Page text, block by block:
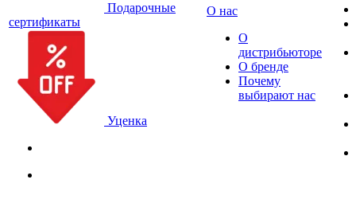
Подарочные
сертификаты
Уценка
О нас
О
дистрибьюторе
О бренде
Почему
выбирают нас